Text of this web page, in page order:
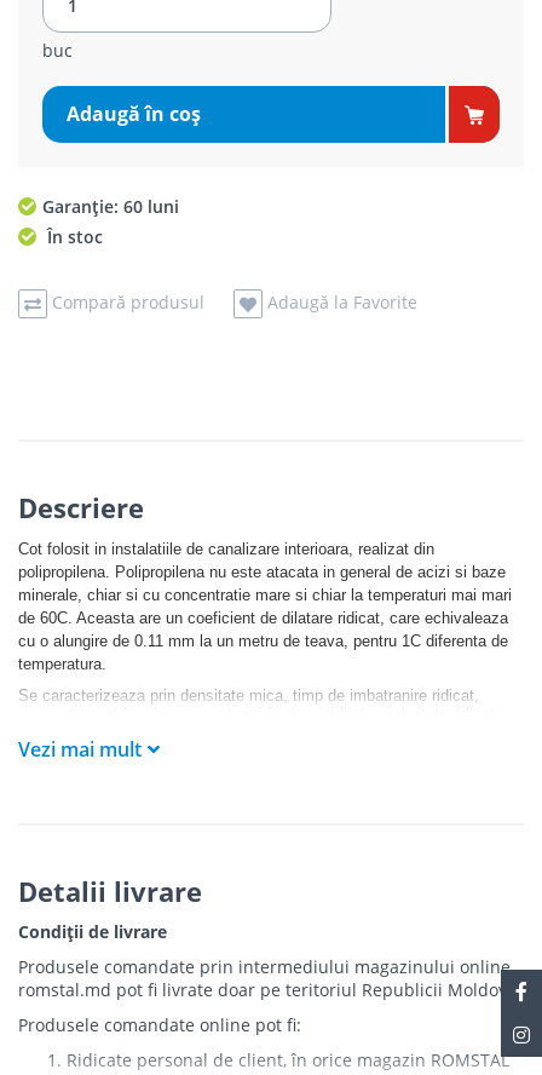
buc
Adaugă în coş
Garanție: 60 luni
În stoc
Compară produsul Adaugă la Favorite
Descriere
Cot folosit in instalatiile de canalizare interioara, realizat din
polipropilena. Polipropilena nu este atacata in general de acizi si baze
minerale, chiar si cu concentratie mare si chiar la temperaturi mai mari
de 60C. Aceasta are un coeficient de dilatare ridicat, care echivaleaza
cu o alungire de 0.11 mm la un metru de teava, pentru 1C diferenta de
temperatura.
Se caracterizeaza prin densitate mica, timp de imbatranire ridicat,
Vezi mai mult
Detalii livrare
Condiții de livrare
Produsele comandate prin intermediului magazinului online
romstal.md pot fi livrate doar pe teritoriul Republicii Moldova.
Produsele comandate online pot fi:
Ridicate personal de client, în orice magazin ROMSTAL